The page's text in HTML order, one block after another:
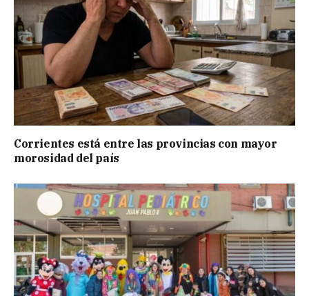
Corrientes está entre las provincias con mayor
morosidad del país